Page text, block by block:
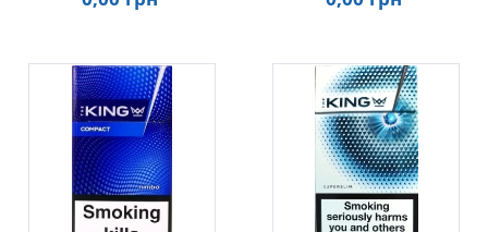
Быстрый просмотр Быстрый просмотр